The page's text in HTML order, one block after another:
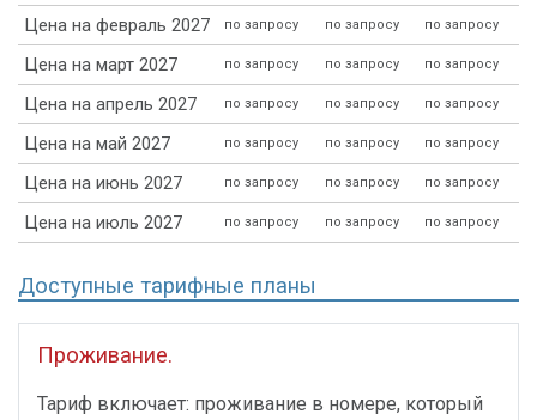
Цена на февраль 2027 по запросу по запросу по запросу
Цена на март 2027 по запросу по запросу по запросу
Цена на апрель 2027 по запросу по запросу по запросу
Цена на май 2027 по запросу по запросу по запросу
Цена на июнь 2027 по запросу по запросу по запросу
Цена на июль 2027 по запросу по запросу по запросу
Доступные тарифные планы
Проживание.
Тариф включает: проживание в номере, который